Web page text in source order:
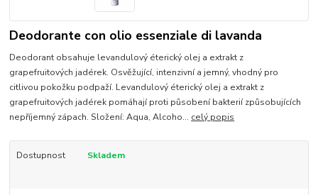
Deodorante con olio essenziale di lavanda
Deodorant obsahuje levandulový éterický olej a extrakt z
grapefruitových jadérek. Osvěžující, intenzivní a jemný, vhodný pro
citlivou pokožku podpaží. Levandulový éterický olej a extrakt z
grapefruitových jadérek pomáhají proti působení bakterií způsobujících
nepříjemný zápach. Složení: Aqua, Alcoho... celý popis
Dostupnost Skladem